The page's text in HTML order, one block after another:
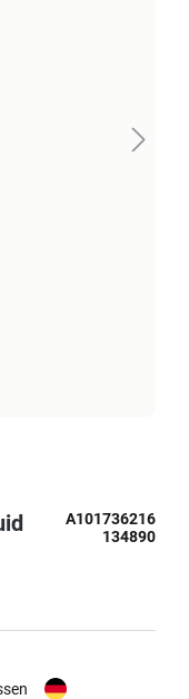
A101736216
134890